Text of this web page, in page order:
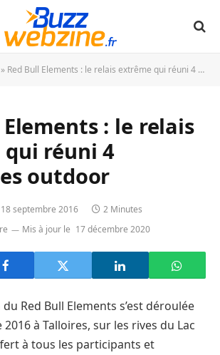
» Red Bull Elements : le relais extrême qui réuni 4 disciplines outdoor
: le relais
réuni 4
outdoor
18 septembre 2016
2 Minutes
Mis à jour le 17 décembre 2020
Red Bull Elements s’est déroulée
à Talloires, sur les rives du Lac
à tous les participants et